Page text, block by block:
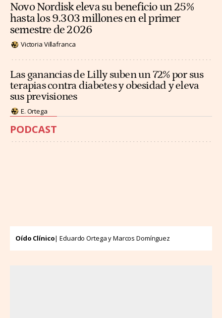
Novo Nordisk eleva su beneficio un 25%
hasta los 9.303 millones en el primer
semestre de 2026
Victoria Villafranca
Las ganancias de Lilly suben un 72% por sus
terapias contra diabetes y obesidad y eleva
sus previsiones
E. Ortega
PODCAST
Oído Clínico| Eduardo Ortega y Marcos Domínguez